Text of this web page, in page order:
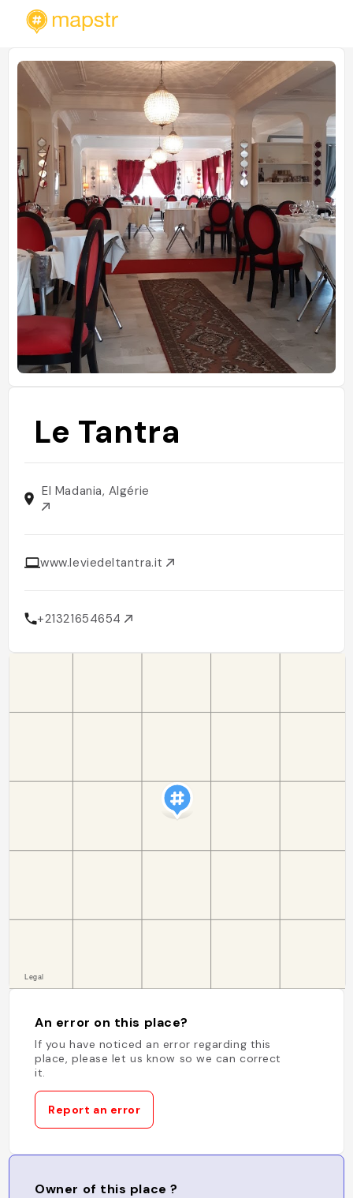
Le Tantra
El Madania, Algérie
www.leviedeltantra.it
+21321654654
An error on this place?
If you have noticed an error regarding this
place, please let us know so we can correct
it.
Report an error
Owner of this place ?